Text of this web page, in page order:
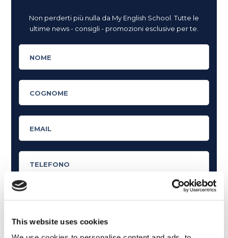
This website uses cookies
Non perderti più nulla da My English School. Tutte le
ultime news - consigli - promozioni esclusive per te.
Cosa ti piace leggere?